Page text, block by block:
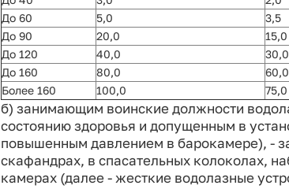
До 60
5,0 3,5
До 90
20,0 15,0
До 120
40,0 30,0
До 160
80,0 60,0
Более 160
100,0 75,0
б) занимающим воинские должности
состоянию здоровья и допущенным в
повышенным давлением в барокамере), -
скафандрах, в спасательных колоколах,
камерах (далее - жесткие водолазные